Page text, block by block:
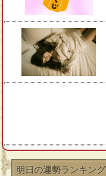
明日の運勢ランキング